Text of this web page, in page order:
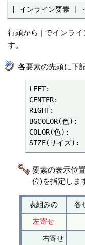
| インライン要素 |
行頭から | でインラ
す。
各要素の先頭に下
LEFT:
CENTER:
RIGHT:
BGCOLOR(色):
COLOR(色):
SIZE(サイズ):
要素の表示位
位)を指定しま
表組みの 各
左寄せ
右寄せ